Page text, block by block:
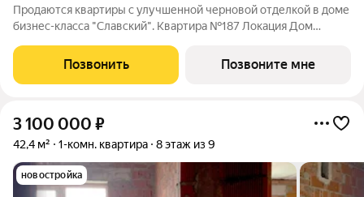
Продаются квартиры с улучшенной черновой отделкой в доме
бизнес-класса "Славский". Квартира №187 Локация Дом
Заовражье г. Обнинска. Рядом с домом есть все необходимое
для комфортной жизни: развитая
Позвонить Позвоните мне
3 100 000 ₽
42,4 м² 1-комн. квартира 8 этаж из 9
новостройка